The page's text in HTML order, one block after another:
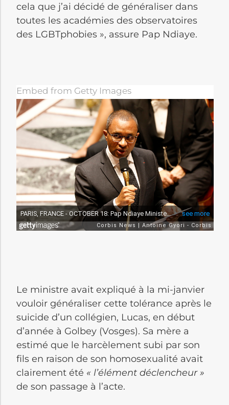
cela que j’ai décidé de généraliser dans
toutes les académies des observatoires
des LGBTphobies », assure Pap Ndiaye.
Embed from Getty Images
Le ministre avait expliqué à la mi-janvier
vouloir généraliser cette tolérance après le
suicide d’un collégien, Lucas, en début
d’année à Golbey (Vosges). Sa mère a
estimé que le harcèlement subi par son
fils en raison de son homosexualité avait
clairement été « l’élément déclencheur »
de son passage à l’acte.